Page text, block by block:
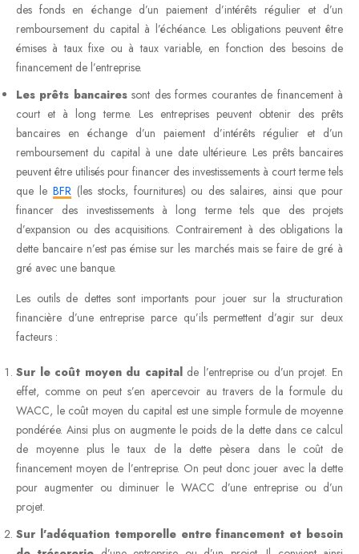
des fonds en échange d’un paiement d’intérêts régulier et d’un
remboursement du capital à l’échéance. Les obligations peuvent être
émises à taux fixe ou à taux variable, en fonction des besoins de
financement de l’entreprise.
Les prêts bancairessont des formes courantes de financement à
court et à long terme. Les entreprises peuvent obtenir des prêts
bancaires en échange d’un paiement d’intérêts régulier et d’un
remboursement du capital à une date ultérieure. Les prêts bancaires
peuvent être utilisés pour financer des investissements à court terme tels
que le BFR(les stocks, fournitures) ou des salaires, ainsi que pour
financer des investissements à long terme tels que des projets
d’expansion ou des acquisitions. Contrairement à des obligations la
dette bancaire n’est pas émise sur les marchés mais se faire de gré à
gré avec une banque.
Les outils de dettes sont importants pour jouer sur la structuration
financière d’une entreprise parce qu’ils permettent d’agir sur deux
facteurs :
Sur le coût moyen du capitalde l’entreprise ou d’un projet. En
effet, comme on peut s’en apercevoir au travers de la formule du
WACC, le coût moyen du capital est une simple formule de moyenne
pondérée. Ainsi plus on augmente le poids de la dette dans ce calcul
de moyenne plus le taux de la dette pèsera dans le coût de
financement moyen de l’entreprise. On peut donc jouer avec la dette
pour augmenter ou diminuer le WACC d’une entreprise ou d’un
projet.
Sur l’adéquation temporelle entre financement et besoin